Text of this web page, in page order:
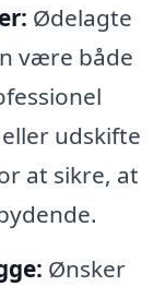
Ødelagte
være både
udskifte
at sikre, at
Ønsker